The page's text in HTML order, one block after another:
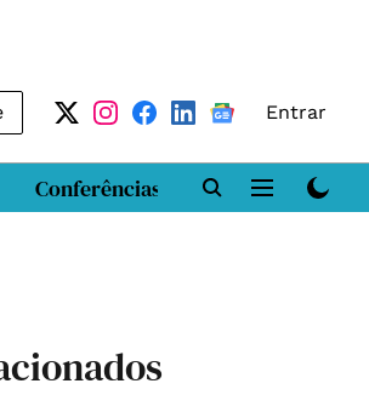
Entrar
Conferências DN LAB